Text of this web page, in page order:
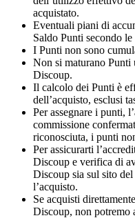
acquistato.
Eventuali piani di
Saldo Punti secondo
I Punti non sono
Non si maturano
Discoup.
Il calcolo dei Punti è
dell’acquisto, esclusi
Per assegnare i punti,
commissione
riconosciuta, i punti
Per assicurarti
Discoup e verifica di
Discoup sia sul sito
l’acquisto.
Se acquisti
Discoup, non potremo